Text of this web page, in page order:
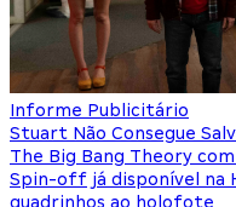
Informe Publicitário
Stuart Não Consegue
The Big Bang Theory
Spin-off já disponível na
quadrinhos ao holofote